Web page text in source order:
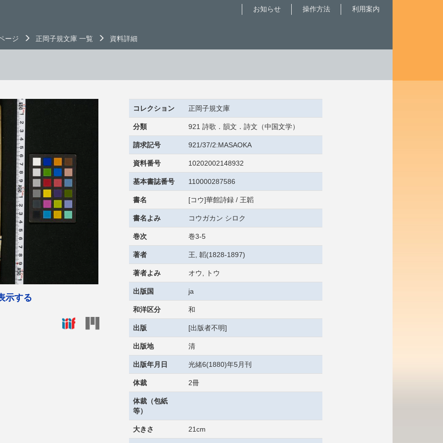
利用案内
操作方法
お知らせ
ージ 正岡子規文庫 一覧 資料詳細
示する
コレクション 正岡子規文庫
分類 921 詩歌．韻文．詩文（中国文学）
請求記号 921/37/2:MASAOKA
資料番号 10202002148932
基本書誌番号 110000287586
書名 [コウ]華館詩録 / 王韜
書名よみ コウガカン シロク
巻次 巻3-5
著者 王, 韜(1828-1897)
著者よみ オウ, トウ
出版国 ja
和洋区分 和
出版 [出版者不明]
出版地 清
出版年月日 光緒6(1880)年5月刊
体裁 2冊
体裁（包紙
等）
大きさ 21cm